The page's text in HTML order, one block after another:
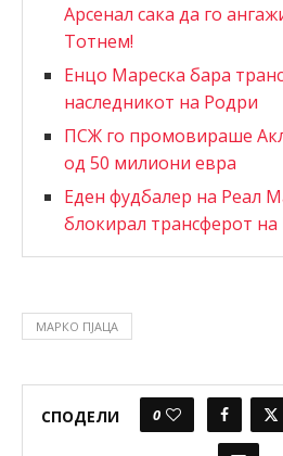
Арсенал сака да го
Тотнем!
Енцо Мареска бара
наследникот на Родри
ПСЖ го промовираше
од 50 милиони евра
Еден фудбалер на Реал
блокирал трансферот
МАРКО ПЈАЦА
СПОДЕЛИ 0